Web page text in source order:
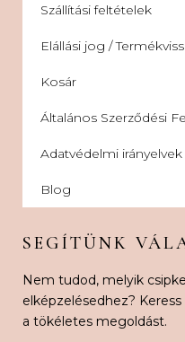
Szállítási feltételek
Elállási jog /
Kosár
Általános Szerződési
Adatvédelmi irányelvek
Blog
SEGÍTÜNK
Nem tudod, melyik
elképzelésedhez?
a tökéletes megoldást.